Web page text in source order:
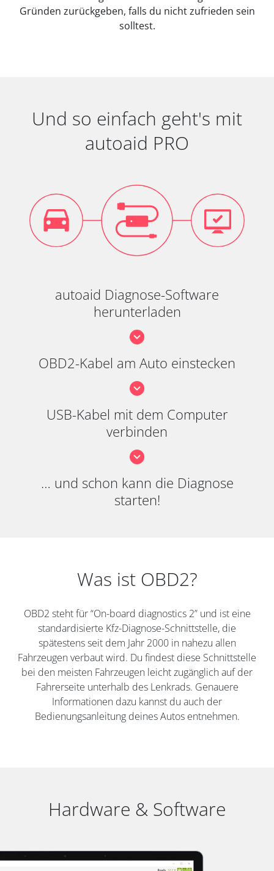
Gründen zurückgeben, falls du nicht zufrieden sein
solltest.
Und so einfach geht's mit
autoaid PRO
autoaid Diagnose-Software
herunterladen
OBD2-Kabel am Auto einstecken
USB-Kabel mit dem Computer
verbinden
… und schon kann die Diagnose
starten!
Was ist OBD2?
OBD2 steht für “On-board diagnostics 2” und ist eine
standardisierte Kfz-Diagnose-Schnittstelle, die
spätestens seit dem Jahr 2000 in nahezu allen
Fahrzeugen verbaut wird. Du findest diese Schnittstelle
bei den meisten Fahrzeugen leicht zugänglich auf der
Fahrerseite unterhalb des Lenkrads. Genauere
Informationen dazu kannst du auch der
Bedienungsanleitung deines Autos entnehmen.
Hardware & Software